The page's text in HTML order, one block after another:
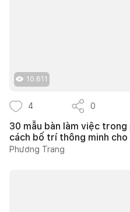
10.611
4 0
30 mẫu bàn làm việc
cách bố trí thông minh
Phương Trang